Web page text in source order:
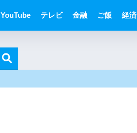
YouTube テレビ 金融 ご飯 経済